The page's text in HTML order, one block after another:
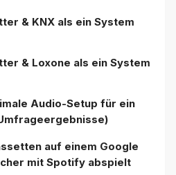
& KNX als ein System
& Loxone als ein System
Audio-Setup für ein
auf einem Google
mit Spotify abspielt